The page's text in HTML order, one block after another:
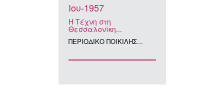
Ιου-1957
Η Τέχνη στη
Θεσσαλονίκη...
ΠΕΡΙΟΔΙΚΟ ΠΟΙΚΙΛΗΣ...